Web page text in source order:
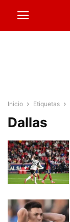
Inicio Etiquetas
Dallas